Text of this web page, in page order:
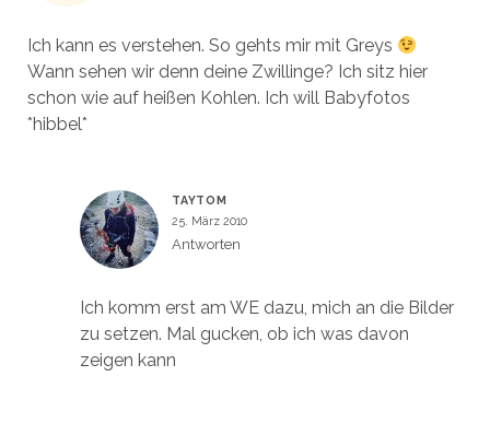
Ich kann es verstehen. So gehts mir mit Greys
Wann sehen wir denn deine Zwillinge? Ich sitz hier
schon wie auf heißen Kohlen. Ich will Babyfotos
*hibbel*
TAYTOM
25. März 2010
Antworten
Ich komm erst am WE dazu, mich an die Bilder
zu setzen. Mal gucken, ob ich was davon
zeigen kann